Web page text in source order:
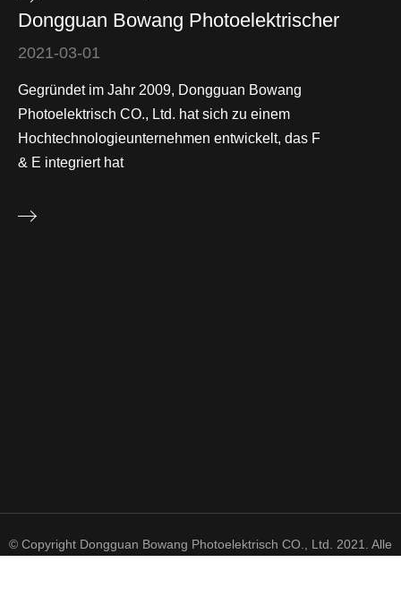
Dongguan Bowang Photoelektrischer
2021-03-01
Gegründet im Jahr 2009, Dongguan Bowang
Photoelektrisch CO., Ltd. hat sich zu einem
Hochtechnologieunternehmen entwickelt, das F
& E integriert hat
© Copyright Dongguan Bowang Photoelektrisch CO., Ltd. 2021. Alle